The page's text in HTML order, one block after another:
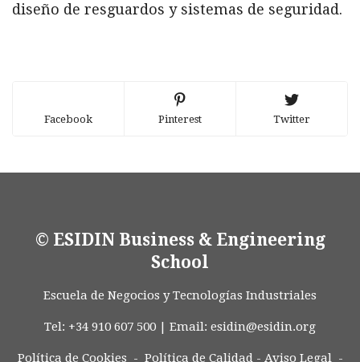
diseño de resguardos y sistemas de seguridad.
Facebook Pinterest Twitter
© ESIDIN Business & Engineering
School
Escuela de Negocios y Tecnologías Industriales
Tel: +34 910 607 500 | Email: esidin@esidin.org
Política de Cookies - Política de Calidad- Aviso Legal-